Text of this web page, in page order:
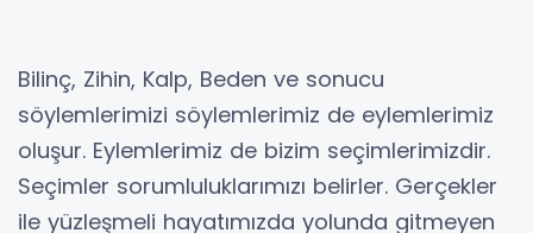
Bilinç, Zihin, Kalp, Beden ve sonucu
söylemlerimizi söylemlerimiz de eylemlerimiz
oluşur. Eylemlerimiz de bizim seçimlerimizdir.
Seçimler sorumluluklarımızı belirler. Gerçekler
ile yüzleşmeli hayatımızda yolunda gitmeyen